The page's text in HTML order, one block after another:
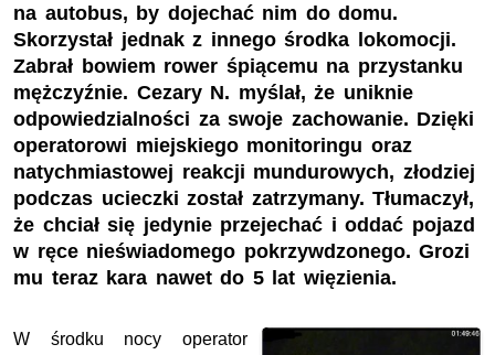
na autobus, by dojechać nim do domu.
Skorzystał jednak z innego środka lokomocji.
Zabrał bowiem rower śpiącemu na przystanku
mężczyźnie. Cezary N. myślał, że uniknie
odpowiedzialności za swoje zachowanie. Dzięki
operatorowi miejskiego monitoringu oraz
natychmiastowej reakcji mundurowych, złodziej
podczas ucieczki został zatrzymany. Tłumaczył,
że chciał się jedynie przejechać i oddać pojazd
w ręce nieświadomego pokrzywdzonego. Grozi
mu teraz kara nawet do 5 lat więzienia.
W środku nocy operator